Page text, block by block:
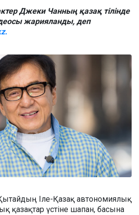
Джеки Чанның қазақ тілінде
жарияланды, деп
Іле-Қазақ автономиялық
қазақтар үстіне шапан, басына